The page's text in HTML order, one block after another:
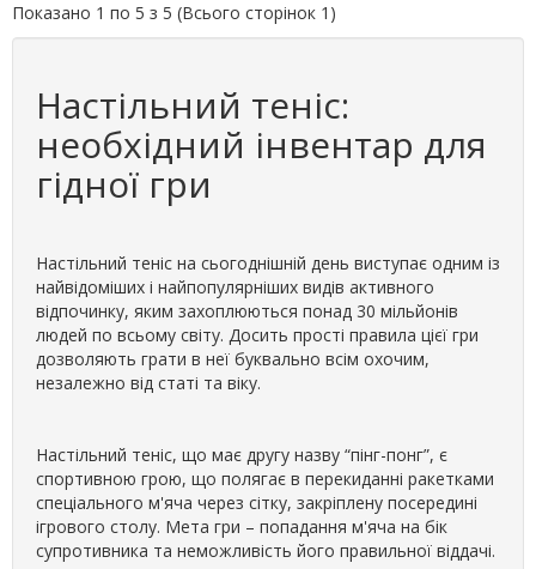
Показано 1 по 5 з 5 (Всього сторінок 1)
Настільний теніс:
необхідний інвентар для
гідної гри
Настільний теніс на сьогоднішній день виступає одним із
найвідоміших і найпопулярніших видів активного
відпочинку, яким захоплюються понад 30 мільйонів
людей по всьому світу. Досить прості правила цієї гри
дозволяють грати в неї буквально всім охочим,
незалежно від статі та віку.
Настільний теніс, що має другу назву “пінг-понг”, є
спортивною грою, що полягає в перекиданні ракетками
спеціального м'яча через сітку, закріплену посередині
ігрового столу. Мета гри – попадання м'яча на бік
супротивника та неможливість його правильної віддачі.